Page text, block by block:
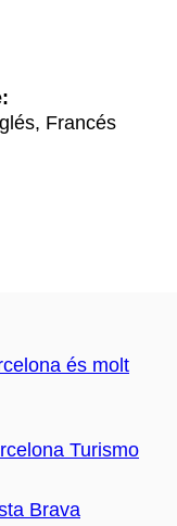
Francés